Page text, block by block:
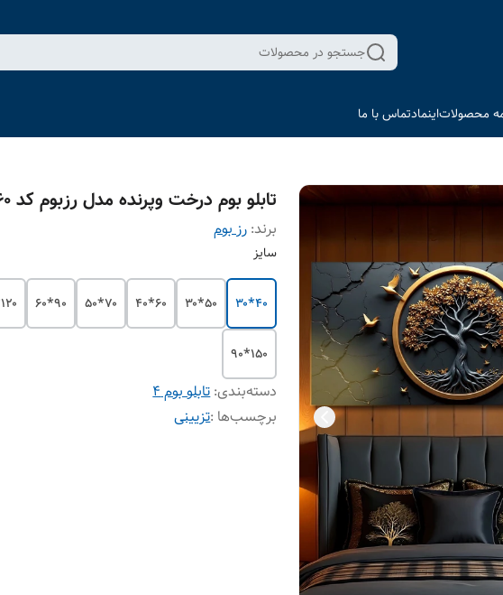
جستجو در محصولات
محصولاتاینمادتماس با ما
تابلو بوم درخت و‌پرنده مدل رزبوم کد ۲۴۶۰
برند: رز بوم
سایز
۴۰*۳۰ ۵۰*۳۰ ۶۰*۴۰ ۷۰*۵۰ ۹۰*۶۰ ۱۲۰*۸۰
۱۵۰*۹۰
دسته‌بندی:تابلو بوم 4
برچسب‌ها :تزیینی